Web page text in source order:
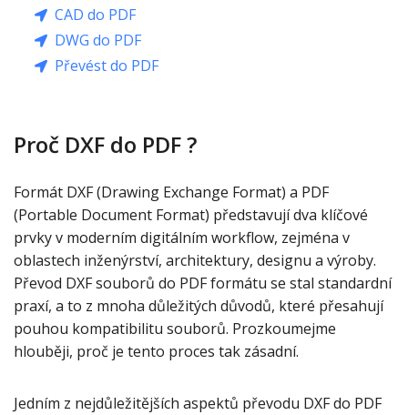
CAD do PDF
DWG do PDF
Převést do PDF
Proč DXF do PDF ?
Formát DXF (Drawing Exchange Format) a PDF
(Portable Document Format) představují dva klíčové
prvky v moderním digitálním workflow, zejména v
oblastech inženýrství, architektury, designu a výroby.
Převod DXF souborů do PDF formátu se stal standardní
praxí, a to z mnoha důležitých důvodů, které přesahují
pouhou kompatibilitu souborů. Prozkoumejme
hlouběji, proč je tento proces tak zásadní.
Jedním z nejdůležitějších aspektů převodu DXF do PDF